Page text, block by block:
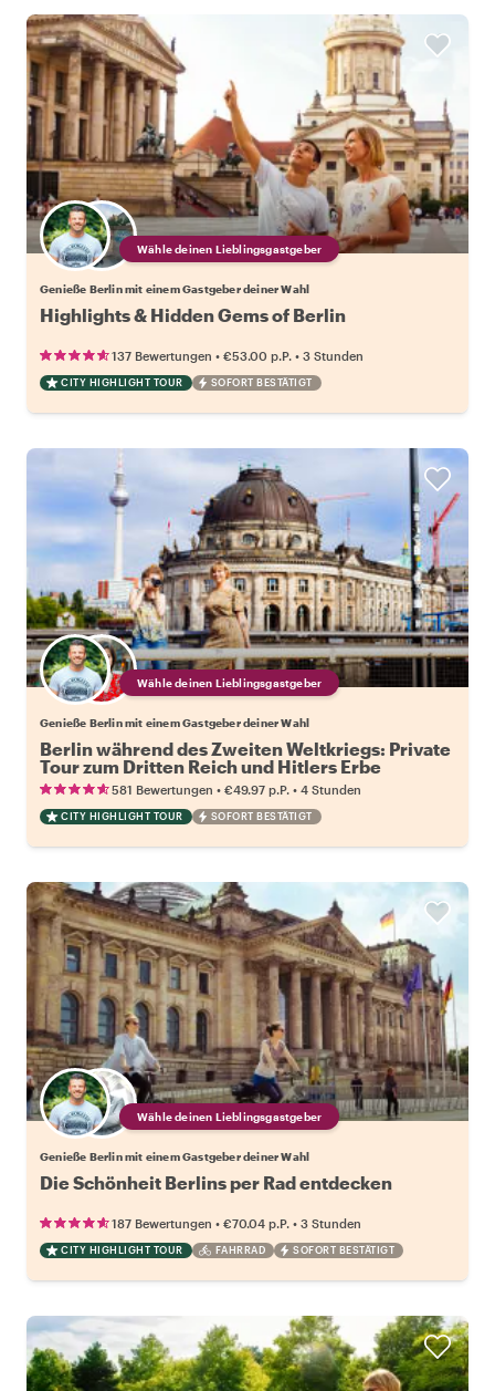
Wähle deinen Lieblingsgastgeber
Genieße Berlin mit einem Gastgeber deiner Wahl
Highlights & Hidden Gems of Berlin
137 Bewertungen • €53.00 p.P. • 3 Stunden
CITY HIGHLIGHT TOUR SOFORT BESTÄTIGT
Wähle deinen Lieblingsgastgeber
Genieße Berlin mit einem Gastgeber deiner Wahl
Berlin während des Zweiten Weltkriegs: Private
Tour zum Dritten Reich und Hitlers Erbe
581 Bewertungen • €49.97 p.P. • 4 Stunden
CITY HIGHLIGHT TOUR SOFORT BESTÄTIGT
Wähle deinen Lieblingsgastgeber
Genieße Berlin mit einem Gastgeber deiner Wahl
Die Schönheit Berlins per Rad entdecken
187 Bewertungen • €70.04 p.P. • 3 Stunden
CITY HIGHLIGHT TOUR FAHRRAD SOFORT BESTÄTIGT